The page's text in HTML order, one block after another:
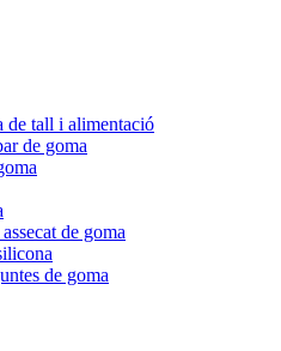
de tall i alimentació
de goma
de goma
de goma